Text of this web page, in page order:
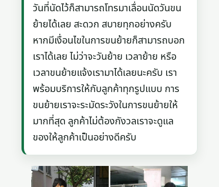
วันที่นัดไว้ก็สามารถโทรมาเลื่อนนัดวันขน
ย้ายได้เลย สะดวก สบายทุกอย่างครับ
หากมีเงื่อนไขในการขนย้ายก็สามารถบอก
เราได้เลย ไม่ว่าจะวันย้าย เวลาย้าย หรือ
เวลาขนย้ายแจ้งเรามาได้เลยนะครับ เรา
พร้อมบริการให้กับลูกค้าทุกรูปแบบ การ
ขนย้ายเราจะระมัดระวังในการขนย้ายให้
มากที่สุด ลูกค้าไม่ต้องกังวลเราจะดูแล
ของให้ลูกค้าเป็นอย่างดีครับ